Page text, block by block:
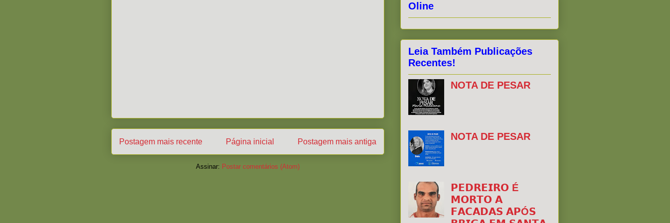
Postagem mais recente Postagem mais antiga
Página inicial
Assinar: Postar comentários (Atom)
Oline
Leia Também Publicações
Recentes!
NOTA DE PESAR
NOTA DE PESAR
𝗣𝗘𝗗𝗥𝗘𝗜𝗥𝗢 É
𝗠𝗢𝗥𝗧𝗢 𝗔
𝗙𝗔𝗖𝗔𝗗𝗔𝗦 𝗔𝗣Ó𝗦